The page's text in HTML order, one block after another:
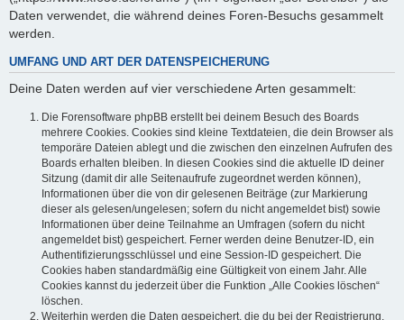
Daten verwendet, die während deines Foren-Besuchs gesammelt
werden.
UMFANG UND ART DER DATENSPEICHERUNG
Deine Daten werden auf vier verschiedene Arten gesammelt:
Die Forensoftware phpBB erstellt bei deinem Besuch des Boards
mehrere Cookies. Cookies sind kleine Textdateien, die dein Browser als
temporäre Dateien ablegt und die zwischen den einzelnen Aufrufen des
Boards erhalten bleiben. In diesen Cookies sind die aktuelle ID deiner
Sitzung (damit dir alle Seitenaufrufe zugeordnet werden können),
Informationen über die von dir gelesenen Beiträge (zur Markierung
dieser als gelesen/ungelesen; sofern du nicht angemeldet bist) sowie
Informationen über deine Teilnahme an Umfragen (sofern du nicht
angemeldet bist) gespeichert. Ferner werden deine Benutzer-ID, ein
Authentifizierungsschlüssel und eine Session-ID gespeichert. Die
Cookies haben standardmäßig eine Gültigkeit von einem Jahr. Alle
Cookies kannst du jederzeit über die Funktion „Alle Cookies löschen“
löschen.
Weiterhin werden die Daten gespeichert, die du bei der Registrierung,